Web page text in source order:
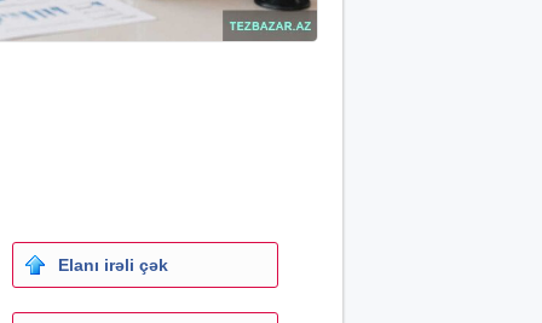
Elanı irəli çək